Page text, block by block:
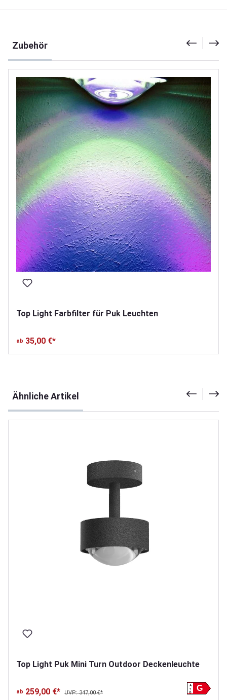
Zubehör
Top Light Farbfilter für Puk Leuchten
ab 35,00 €*
Ähnliche Artikel
Top Light Puk Mini Turn Outdoor Deckenleuchte
ab 259,00 €* UVP: 347,00 €*
G
A
G